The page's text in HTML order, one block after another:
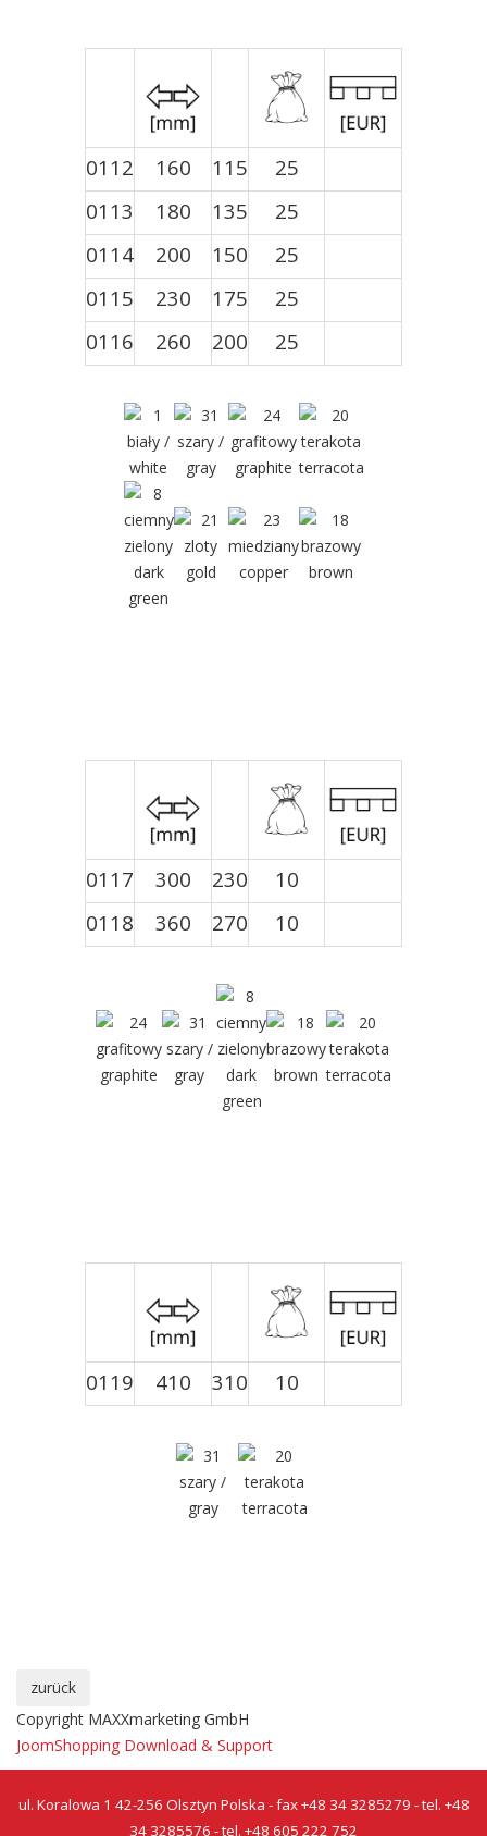
0112 160 115
25
0113
180 135
25
0114
200 150
25
0115
230 175
25
0116
260 200 25
0117 300 230
10
0118
360 270 10
0119 410 310 10
Copyright MAXXmarketing GmbH
JoomShopping Download & Support
ul. Koralowa 1 42-256 Olsztyn Polska - fax +48 34 3285279 - tel. +48
34 3285576 - tel. +48 605 222 752